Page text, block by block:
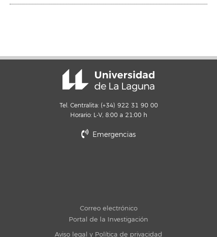
Tel. Centralita: (+34) 922 31 90 00
Horario: L-V, 8:00 a 21:00 h
Emergencias
Correo electrónico
Portal de la Investigación
Aviso legal y Política de privacidad